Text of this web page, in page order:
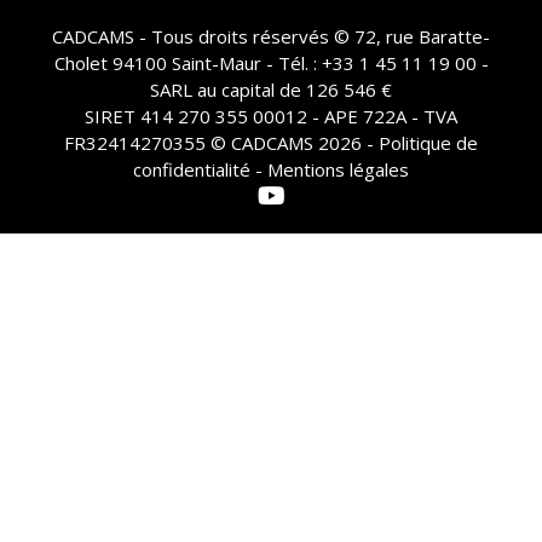
CADCAMS - Tous droits réservés © 72, rue Baratte-
Cholet 94100 Saint-Maur - Tél. : +33 1 45 11 19 00 -
SARL au capital de 126 546 €
SIRET 414 270 355 00012 - APE 722A - TVA
FR32414270355 © CADCAMS 2026 - Politique de
confidentialité - Mentions légales